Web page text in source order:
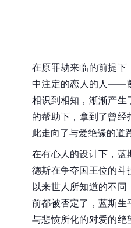
在原罪劫来临的前提下
中注定的恋人的人——
相识到相知，渐渐产生
的帮助下，拿到了曾
此走向了与爱绝缘的道
在有心人的设计下，蓝
德斯在争夺国王位的
以来世人所知道的不
前都被否定了，蓝斯生
与悲愤所化的对爱的绝